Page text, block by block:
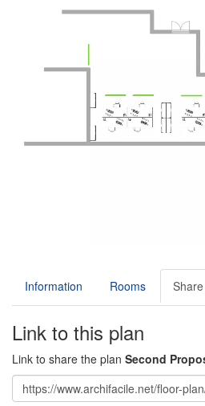
Information Rooms Share
Link to this plan
Link to share the plan Second